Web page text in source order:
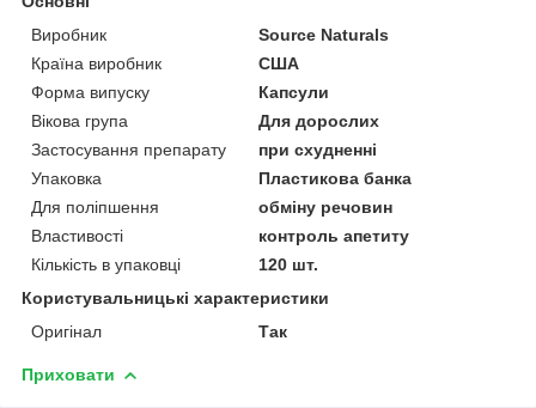
Виробник
Source Naturals
Країна виробник
США
Форма випуску
Капсули
Вікова група
Для дорослих
Застосування препарату
при схудненні
Упаковка
Пластикова банка
Для поліпшення
обміну речовин
Властивості
контроль апетиту
Кількість в упаковці
120 шт.
Користувальницькі характеристики
Оригінал
Так
Приховати